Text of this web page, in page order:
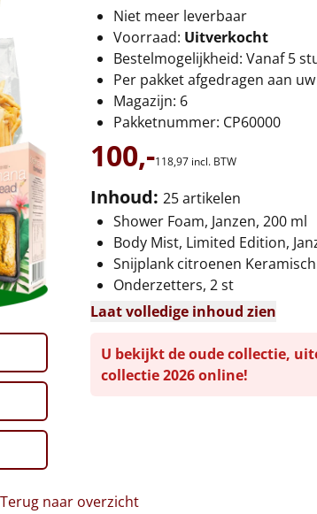
Niet meer leverbaar
Voorraad: Uitverkocht
Bestelmogelijkheid: Vanaf 5
Per pakket afgedragen aan
Magazijn: 6
Pakketnummer: CP60000
100,-118,97 incl. BTW
Inhoud: 25 artikelen
Shower Foam, Janzen, 200 ml
Body Mist, Limited Edition,
Snijplank citroenen Keramisch
Onderzetters, 2 st
Laat volledige inhoud zien
U bekijkt de oude collectie,
collectie 2026 online!
Terug naar overzicht